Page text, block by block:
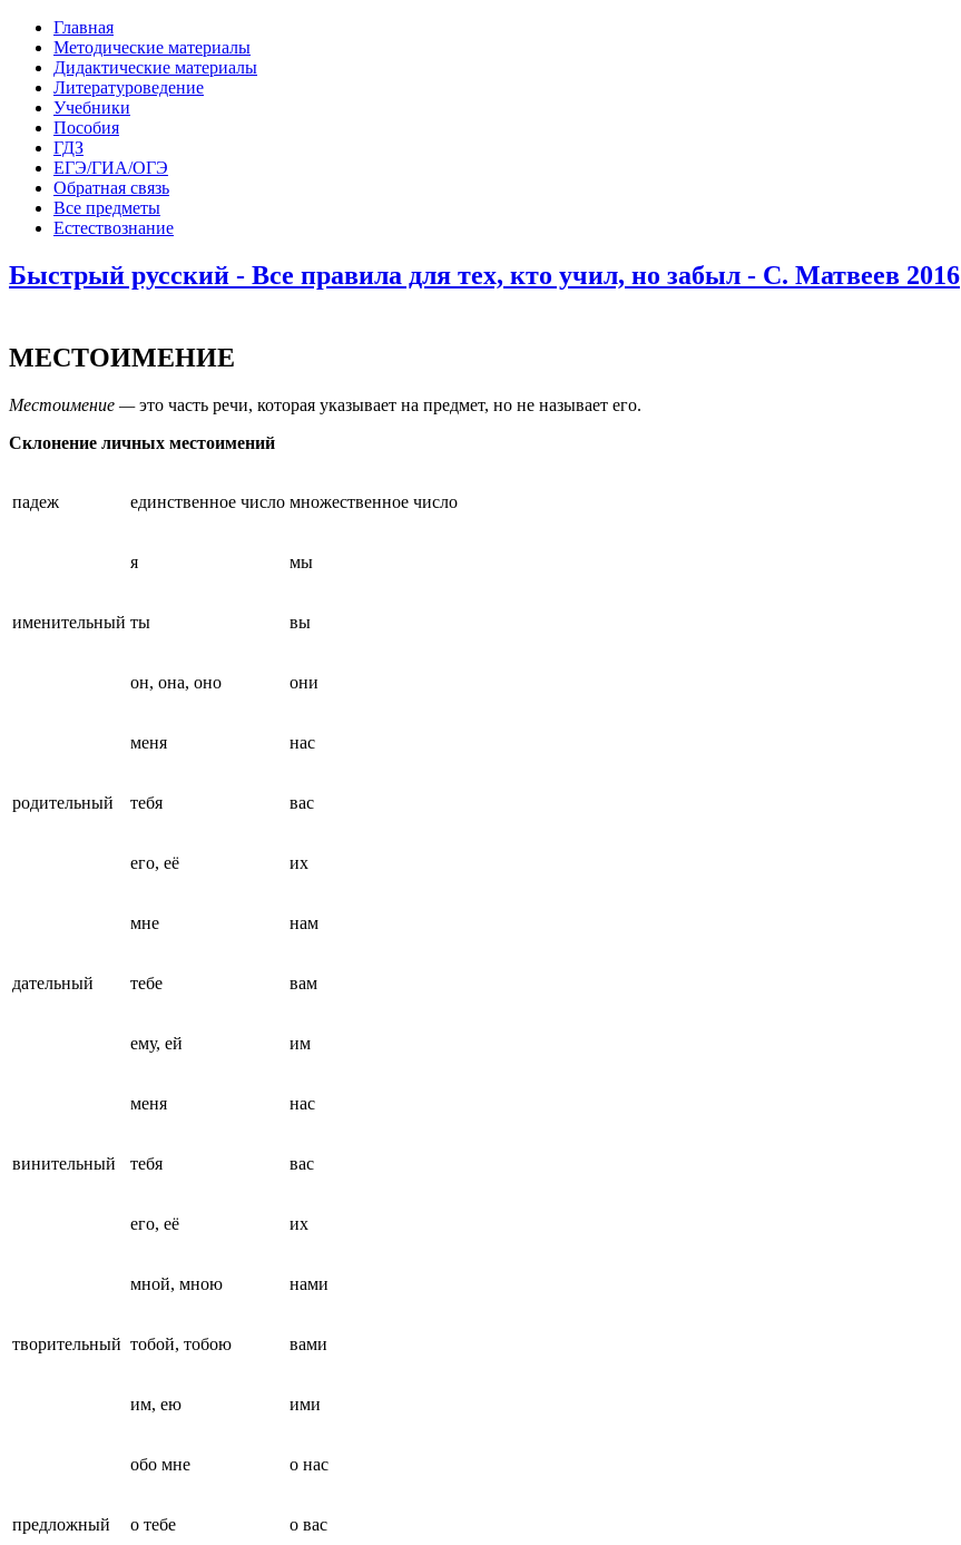
Главная
Методические материалы
Дидактические материалы
Литературоведение
Учебники
Пособия
ГДЗ
ЕГЭ/ГИА/ОГЭ
Обратная связь
Все предметы
Естествознание
Быстрый русский - Все правила для тех, кто учил, но забыл - С. Матвеев 2016
МЕСТОИМЕНИЕ
Местоимение —это часть речи, которая указывает на предмет, но не называет его.
Склонение личных местоимений
падеж единственное число множественное число
именительный
я мы
ты вы
он, она, оно они
родительный
меня нас
тебя вас
его, её их
дательный
мне нам
тебе вам
ему, ей им
винительный
меня нас
тебя вас
его, её их
творительный
мной, мною нами
тобой, тобою вами
им, ею ими
предложный
обо мне о нас
о тебе о вас